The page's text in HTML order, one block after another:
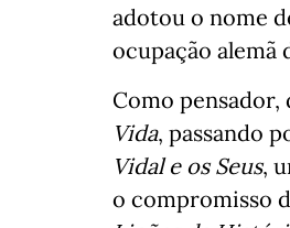
adotou o nome
ocupação alemã
Como pensador,
Vida, passando
Vidal e os Seus,
o compromisso